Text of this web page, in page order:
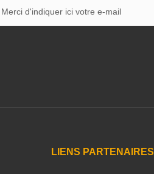
LIENS PARTENAIRES